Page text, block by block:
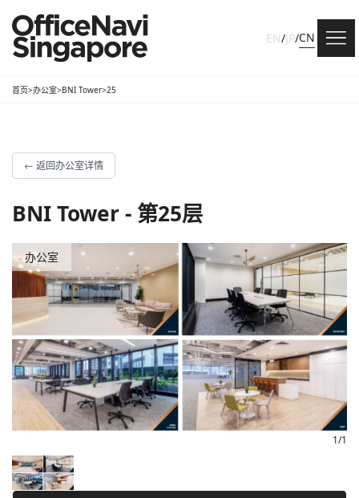
EN/JP/CN
首页>办公室>BNI Tower>25
← 返回办公室详情
BNI Tower - 第25层
办公室
1/1